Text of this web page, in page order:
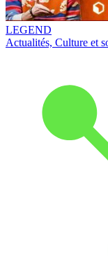
LEGEND
Actualités, Culture et